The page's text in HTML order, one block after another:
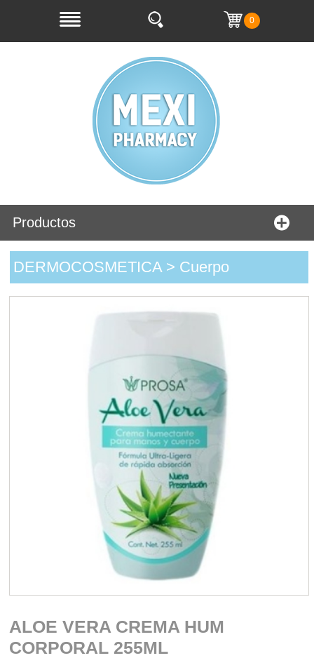
0
Productos
DERMOCOSMETICA > Cuerpo
ALOE VERA CREMA HUM
CORPORAL 255ML